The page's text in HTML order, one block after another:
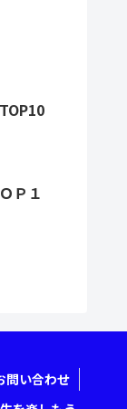
Ｐ１
問い合わせ